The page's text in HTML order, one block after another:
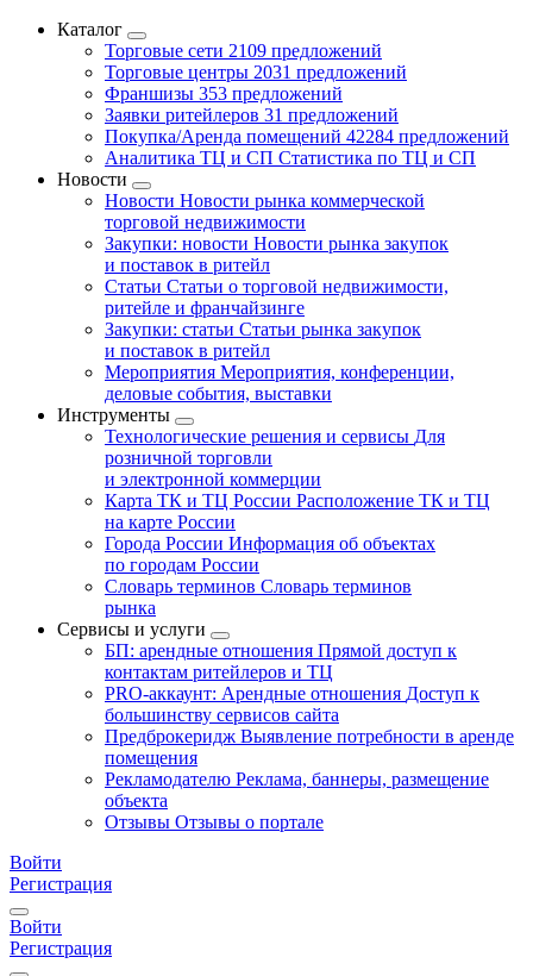
Каталог
Торговые сети 2109 предложений
Торговые центры 2031 предложений
Франшизы 353 предложений
Заявки ритейлеров 31 предложений
Покупка/Аренда помещений 42284 предложений
Аналитика ТЦ и СП Статистика по ТЦ и СП
Новости
Новости Новости рынка коммерческой
торговой недвижимости
Закупки: новости Новости рынка закупок
и поставок в ритейл
Статьи Статьи о торговой недвижимости,
ритейле и франчайзинге
Закупки: статьи Статьи рынка закупок
и поставок в ритейл
Мероприятия Мероприятия, конференции,
деловые события, выставки
Инструменты
Технологические решения и сервисы Для
розничной торговли
и электронной коммерции
Карта ТК и ТЦ России Расположение ТК и ТЦ
на карте России
Города России Информация об объектах
по городам России
Словарь терминов Словарь терминов
рынка
Сервисы и услуги
БП: арендные отношения Прямой доступ к
контактам ритейлеров и ТЦ
PRO-аккаунт: Арендные отношения Доступ к
большинству сервисов сайта
Предброкеридж Выявление потребности в аренде
помещения
Рекламодателю Реклама, баннеры, размещение
объекта
Отзывы Отзывы о портале
Войти
Регистрация
Войти
Регистрация